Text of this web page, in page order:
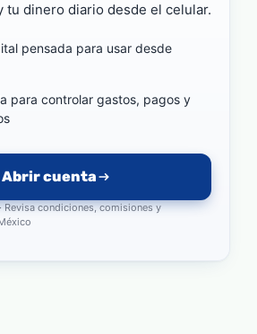
tu dinero diario desde el celular.
pensada para usar desde
para controlar gastos, pagos y
Abrir cuenta
Revisa condiciones, comisiones y